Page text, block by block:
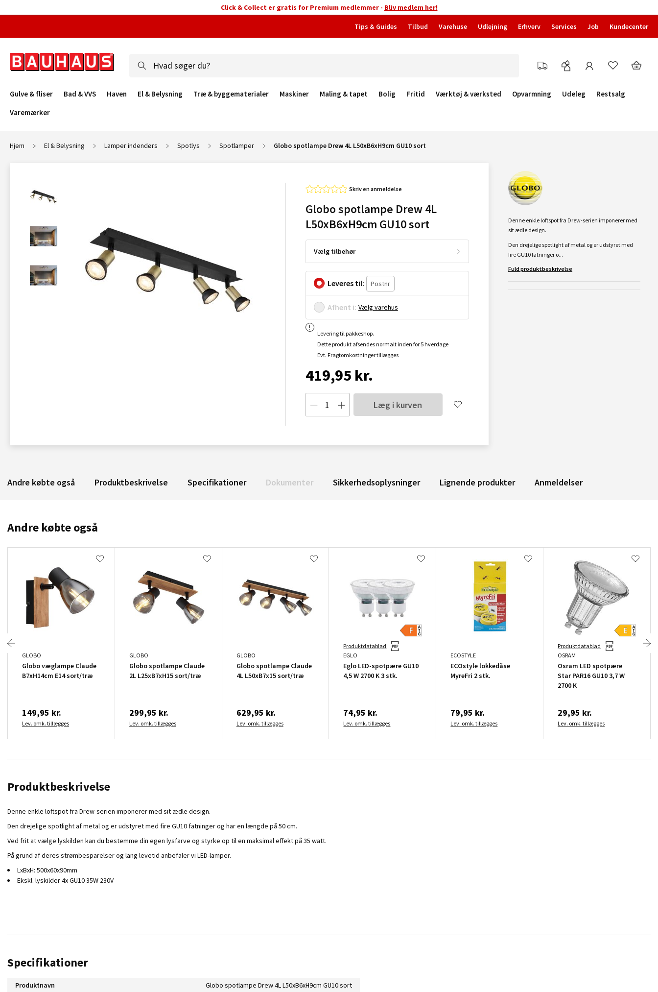
Click & Collect er gratis for Premium medlemmer - Bliv medlem her!
Tips & Guides Tilbud Varehuse Udlejning Erhverv Services Job Kundecenter
Gulve & fliser Bad & VVS Haven El & Belysning Træ & byggematerialer Maskiner Maling & tapet Bolig Fritid Værktøj & værksted Opvarmning Udeleg
Restsalg
Varemærker
Hjem El & Belysning Lamper indendørs Spotlys Spotlamper Globo spotlampe Drew 4L L50xB6xH9cm GU10 sort
Skriv en anmeldelse
Globo spotlampe Drew 4L
L50xB6xH9cm GU10 sort
Vælg tilbehør
Leveres til:
Afhent i: Vælg varehus
Levering til pakkeshop.
Dette produkt afsendes normalt inden for 5 hverdage
Evt. Fragtomkostninger tillægges
419,95 kr.
Læg i kurven
Denne enkle loftspot fra Drew-serien imponerer med
sit ædle design.
Den drejelige spotlight af metal og er udstyret med
fire GU10 fatninger o...
Fuld produktbeskrivelse
Andre købte også Produktbeskrivelse Specifikationer Dokumenter Sikkerhedsoplysninger Lignende produkter Anmeldelser
Andre købte også
GLOBO
Globo væglampe Claude
B7xH14cm E14 sort/træ
149,95 kr.
Lev. omk. tillægges
GLOBO
Globo spotlampe Claude
2L L25xB7xH15 sort/træ
299,95 kr.
Lev. omk. tillægges
GLOBO
Globo spotlampe Claude
4L L50xB7x15 sort/træ
629,95 kr.
Lev. omk. tillægges
Produktdatablad
EGLO
Eglo LED-spotpære GU10
4,5 W 2700 K 3 stk.
74,95 kr.
Lev. omk. tillægges
ECOSTYLE
ECOstyle lokkedåse
MyreFri 2 stk.
79,95 kr.
Lev. omk. tillægges
Produktdatablad
OSRAM
Osram LED spotpære
Star PAR16 GU10 3,7 W
2700 K
29,95 kr.
Lev. omk. tillægges
Produktbeskrivelse
Denne enkle loftspot fra Drew-serien imponerer med sit ædle design.
Den drejelige spotlight af metal og er udstyret med fire GU10 fatninger og har en længde på 50 cm.
Ved frit at vælge lyskilden kan du bestemme din egen lysfarve og styrke op til en maksimal effekt på 35 watt.
På grund af deres strømbesparelser og lang levetid anbefaler vi LED-lamper.
LxBxH: 500x60x90mm
Ekskl. lyskilder 4x GU10 35W 230V
Specifikationer
Produktnavn
Globo spotlampe Drew 4L L50xB6xH9cm GU10 sort